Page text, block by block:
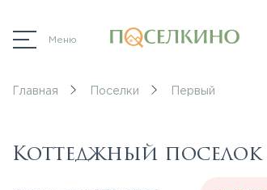
Меню
Главная Поселки Первый
Коттеджный